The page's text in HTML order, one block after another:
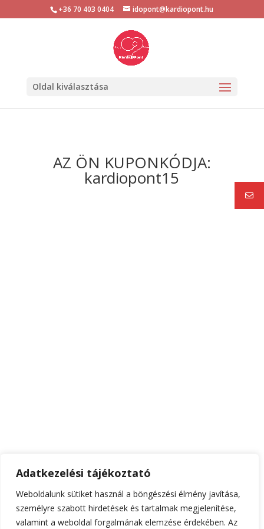
Adatkezelési tájékoztató
Weboldalunk sütiket használ a böngészési élmény javítása,
személyre szabott hirdetések és tartalmak megjelenítése,
valamint a weboldal forgalmának elemzése érdekében. Az
+36 70 403 0404 idopont@kardiopont.hu
Oldal kiválasztása
AZ ÖN KUPONKÓDJA:
kardiopont15